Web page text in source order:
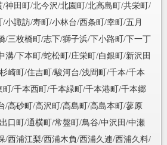
神田町/北今沢/北園町/北高島町/共栄町/
小諏訪/寿町/小林台/西条町/幸町/五月
/三枚橋町/志下/獅子浜/下小路町/下一丁
溝/下本町/蛇松町/庄栄町/白銀町/新沢田
崎町/住吉町/駿河台/浅間町/千本/千本
/千本西町/千本緑町/千本港町/千本郷
/高砂町/高沢町/高島町/高島本町/蓼原
口町/通横町/常盤町/鳥谷/中沢田/中瀬
/西浦江梨/西浦木負/西浦久連/西浦久料/